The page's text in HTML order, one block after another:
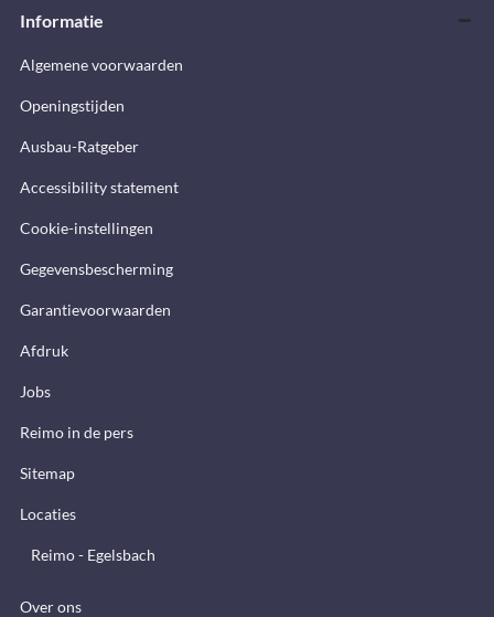
Informatie
Algemene voorwaarden
Openingstijden
Ausbau-Ratgeber
Accessibility statement
Cookie-instellingen
Gegevensbescherming
Garantievoorwaarden
Afdruk
Jobs
Reimo in de pers
Sitemap
Locaties
Reimo - Egelsbach
Over ons